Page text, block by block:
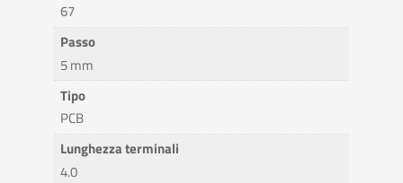
67
Passo
5 mm
Tipo
PCB
Lunghezza terminali
4.0